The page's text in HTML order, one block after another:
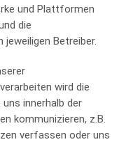
und Plattformen
die
jeweiligen Betreiber.
wird die
innerhalb der
kommunizieren, z.B.
verfassen oder uns